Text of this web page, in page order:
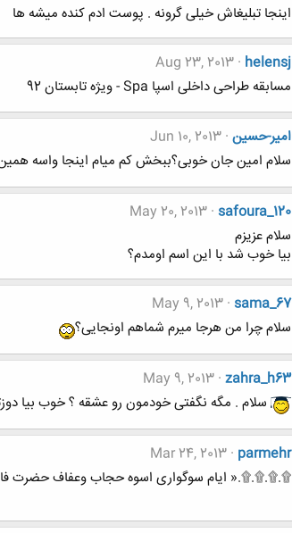
اینجا تبلیغاش خیلی گرونه . پوست ادم کنده میشه ها
helensj
Aug 23, 2013
مسابقه طراحی داخلی اسپا Spa - ویژه تابستان 92
امیر-حسین Jun 10, 2013
سلام امین جان خوبی؟ببخش کم میام اینجا واسه
safoura_120
May 20, 2013
سلام عزیزم
بیا خوب شد با این اسم اومدم؟
sama_67
May 9, 2013
سلام چرا من هرجا میرم شماهم اونجایی؟
zahra_h63
May 9, 2013
سلام . مگه نگفتی خودمون رو عشقه ؟ خوب بیا
parmehr
Mar 24, 2013
۩.۩.۩.۩.« ایام سوگواری اسوه حجاب وعفاف حضرت